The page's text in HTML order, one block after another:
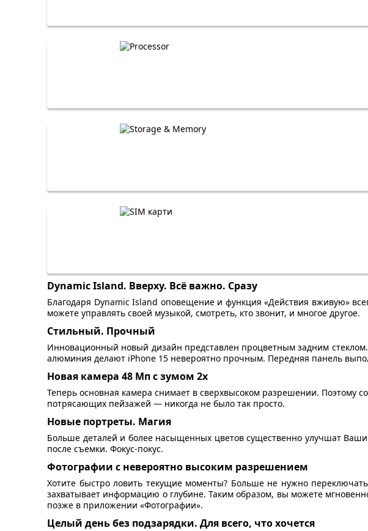
Dynamic Island. Вверху. Всё важно. Сразу
Благодаря Dynamic Island оповещение и функция «Действия вживую»
можете управлять своей музыкой, смотреть, кто звонит, и многое другое.
Стильный. Прочный
Инновационный новый дизайн представлен процветным задним стеклом.
алюминия делают iPhone 15 невероятно прочным. Передняя панель
Новая камера 48 Мп с зумом 2x
Теперь основная камера снимает в сверхвысоком разрешении. Поэтому
потрясающих пейзажей — никогда не было так просто.
Новые портреты. Магия
Больше деталей и более насыщенных цветов существенно улучшат
после съемки. Фокус-покус.
Фотографии с невероятно высоким разрешением
Хотите быстро ловить текущие моменты? Больше не нужно
захватывает информацию о глубине. Таким образом, вы можете
позже в приложении «Фотографии».
Целый день без подзарядки. Для всего, что хочется